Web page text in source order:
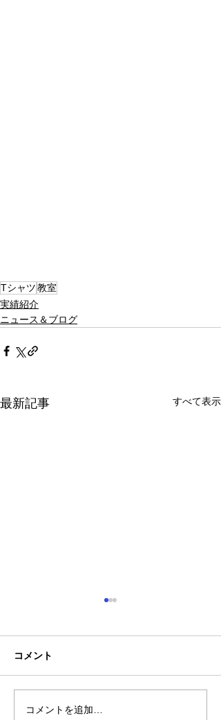
Tシャツ教室
実績紹介
ニュース＆ブログ
最新記事 すべて表示
熊本地震明けの営業につ
コメント
コメントを追加…